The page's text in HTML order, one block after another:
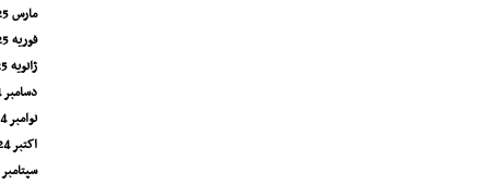
مارس 2025
فوریه 2025
ژانویه 2025
دسامبر 2024
نوامبر 2024
اکتبر 2024
سپتامبر 2024